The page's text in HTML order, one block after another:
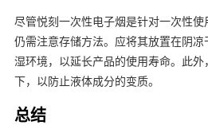
尽管悦刻一次性电子烟是针对一次性
仍需注意存储方法。应将其放置在阴
湿环境，以延长产品的使用寿命。此
下，以防止液体成分的变质。
总结